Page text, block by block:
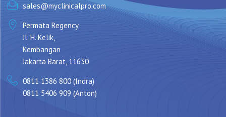
sales@myclinicalpro.com
Permata Regency
Jl. H. Kelik,
Kembangan
Jakarta Barat, 11630
0811 1386 800 (Indra)
0811 5406 909 (Anton)